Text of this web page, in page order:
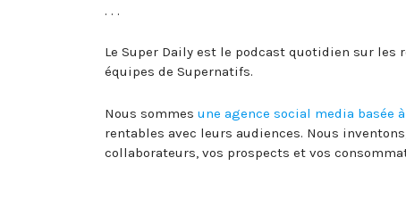
. . .
Le Super Daily est le podcast quotidien sur les
équipes de Supernatifs.
Nous sommes une agence social media basée à
rentables avec leurs audiences. Nous
collaborateurs, vos prospects et vos